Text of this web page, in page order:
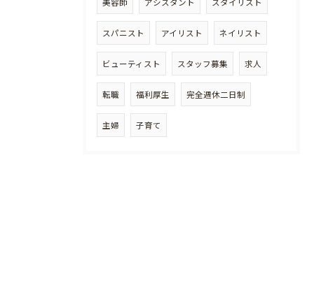
スパニスト アイリスト ネイリスト
ビューティスト スタッフ募集 求人
転職 福利厚生 完全週休二日制
主婦 子育て